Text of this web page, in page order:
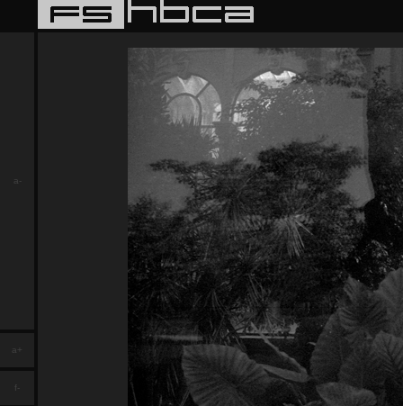
a-
a+
f-